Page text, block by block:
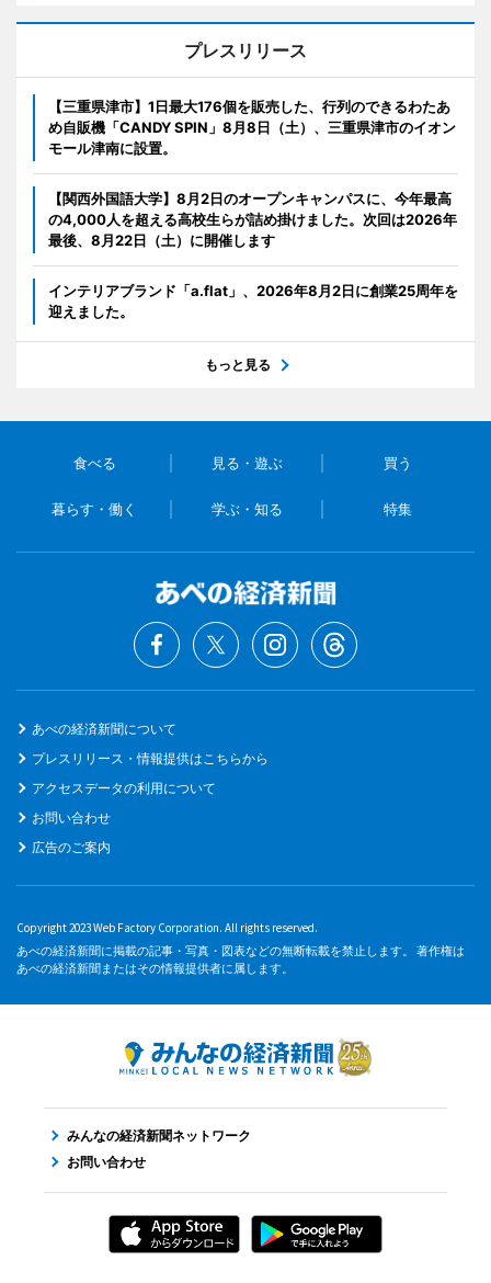
プレスリリース
【三重県津市】1日最大176個を販売した、行列のできるわたあ
め自販機「CANDY SPIN」8月8日（土）、三重県津市のイオン
モール津南に設置。
【関西外国語大学】8月2日のオープンキャンパスに、今年最高
の4,000人を超える高校生らが詰め掛けました。次回は2026年
最後、8月22日（土）に開催します
インテリアブランド「a.flat」、2026年8月2日に創業25周年を
迎えました。
もっと見る
食べる 見る・遊ぶ 買う
暮らす・働く 学ぶ・知る 特集
あべの経済新聞について
プレスリリース・情報提供はこちらから
アクセスデータの利用について
お問い合わせ
広告のご案内
Copyright 2023 Web Factory Corporation. All rights reserved.
あべの経済新聞に掲載の記事・写真・図表などの無断転載を禁止します。 著作権は
あべの経済新聞またはその情報提供者に属します。
みんなの経済新聞ネットワーク
お問い合わせ